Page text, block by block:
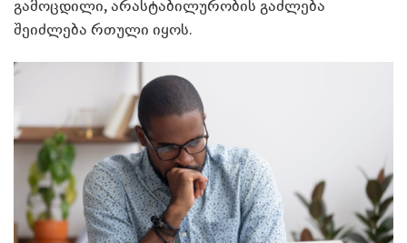
გამოცდილი, არასტაბილურობის გაძლება
შეიძლება რთული იყოს.